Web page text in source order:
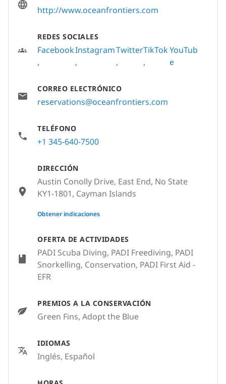
OFERTA DE ACTIVIDADES
PADI Scuba Diving, PADI Freediving, PADI
Snorkelling, Conservation, PADI First Aid -
EFR
PREMIOS A LA CONSERVACIÓN
Green Fins, Adopt the Blue
IDIOMAS
Inglés, Español
http://www.oceanfrontiers.com
REDES SOCIALES
FacebookInstagramTwitterTikTokYouTub
e
CORREO ELECTRÓNICO
reservations@oceanfrontiers.com
TELÉFONO
+1 345-640-7500
DIRECCIÓN
Austin Conolly Drive, East End, No State
KY1-1801, Cayman Islands
None
Obtener indicaciones